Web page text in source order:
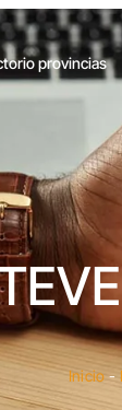
provincias
Inicio -